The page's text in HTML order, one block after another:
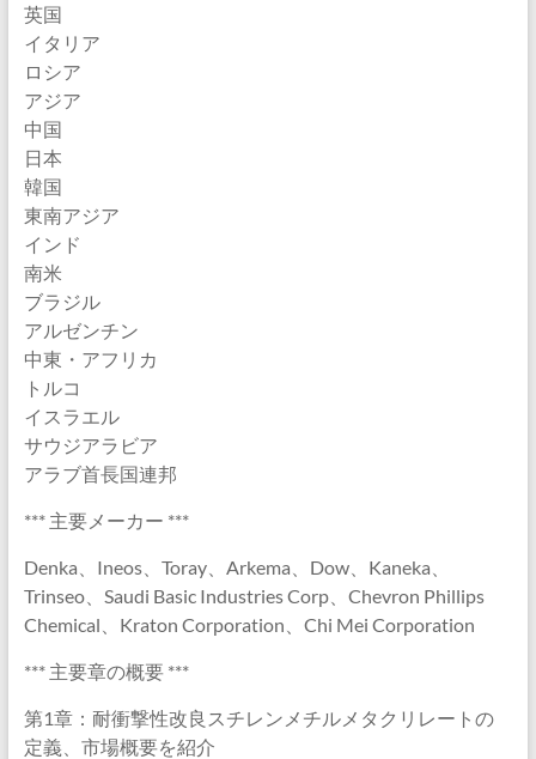
英国
イタリア
ロシア
アジア
中国
日本
韓国
東南アジア
インド
南米
ブラジル
アルゼンチン
中東・アフリカ
トルコ
イスラエル
サウジアラビア
アラブ首長国連邦
*** 主要メーカー ***
Denka、Ineos、Toray、Arkema、Dow、Kaneka、
Trinseo、Saudi Basic Industries Corp、Chevron Phillips
Chemical、Kraton Corporation、Chi Mei Corporation
*** 主要章の概要 ***
第1章：耐衝撃性改良スチレンメチルメタクリレートの
定義、市場概要を紹介